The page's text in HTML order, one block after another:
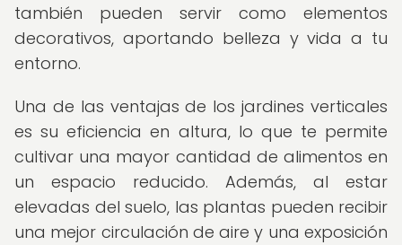
también pueden servir como elementos
decorativos, aportando belleza y vida a tu
entorno.
Una de las ventajas de los jardines verticales
es su eficiencia en altura, lo que te permite
cultivar una mayor cantidad de alimentos en
un espacio reducido. Además, al estar
elevadas del suelo, las plantas pueden recibir
una mejor circulación de aire y una exposición